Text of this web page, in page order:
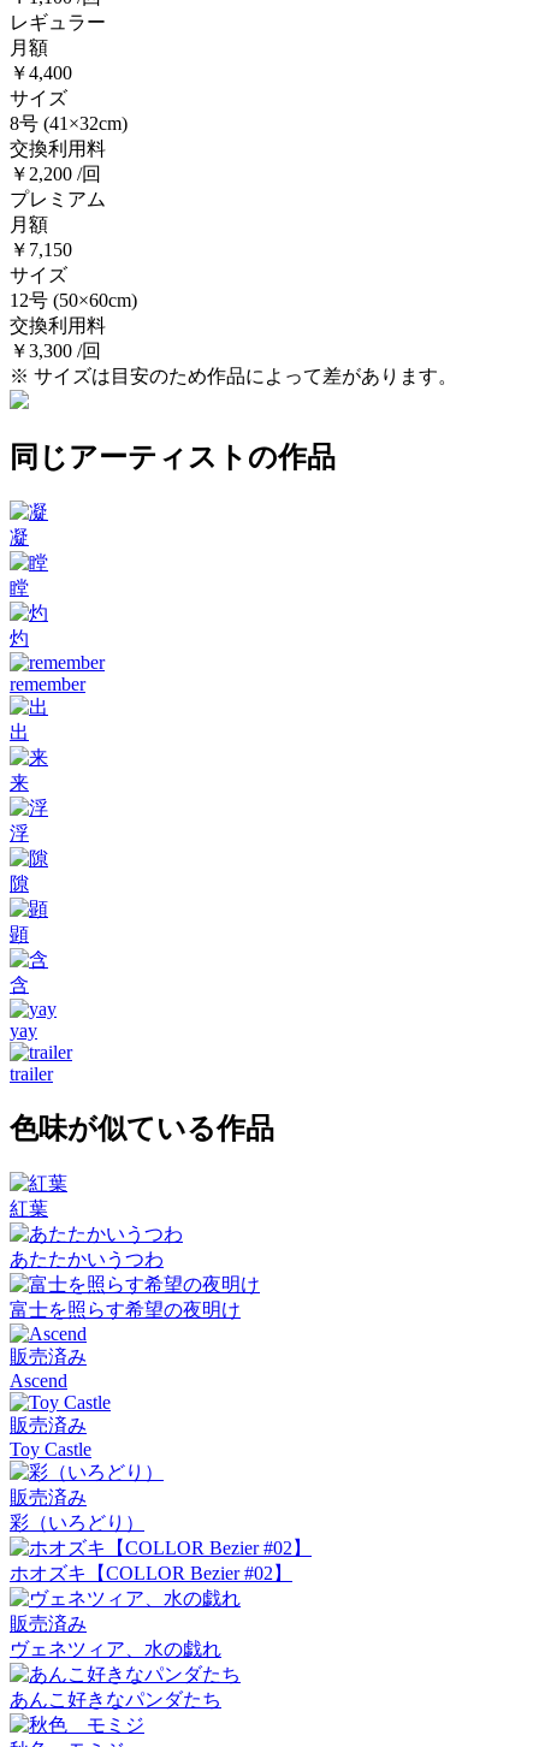
レギュラー
月額
￥4,400
サイズ
8号 (41×32cm)
交換利用料
￥2,200 /回
プレミアム
月額
￥7,150
サイズ
12号 (50×60cm)
交換利用料
￥3,300 /回
※ サイズは目安のため作品によって差があります。
同じアーティストの作品
凝
瞠
灼
remember
出
来
浮
隙
顕
含
yay
trailer
色味が似ている作品
紅葉
あたたかいうつわ
富士を照らす希望の夜明け
販売済み
Ascend
販売済み
Toy Castle
販売済み
彩（いろどり）
ホオズキ【COLLOR Bezier #02】
販売済み
ヴェネツィア、水の戯れ
あんこ好きなパンダたち